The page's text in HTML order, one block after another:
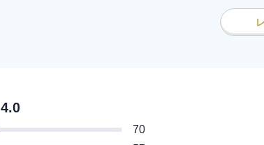
4.0
70